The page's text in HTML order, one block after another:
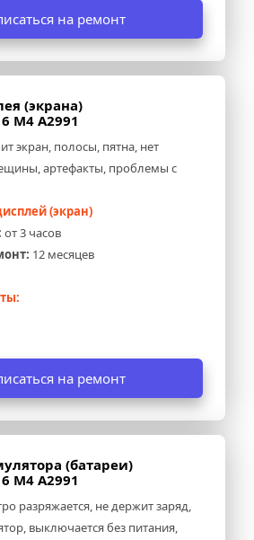
на ремонт
(экрана)
M4 A2991
экран, полосы, пятна, нет
артефакты, проблемы с
(экран)
от 3 часов
12 месяцев
на ремонт
(батареи)
M4 A2991
разряжается, не держит заряд,
выключается без питания,